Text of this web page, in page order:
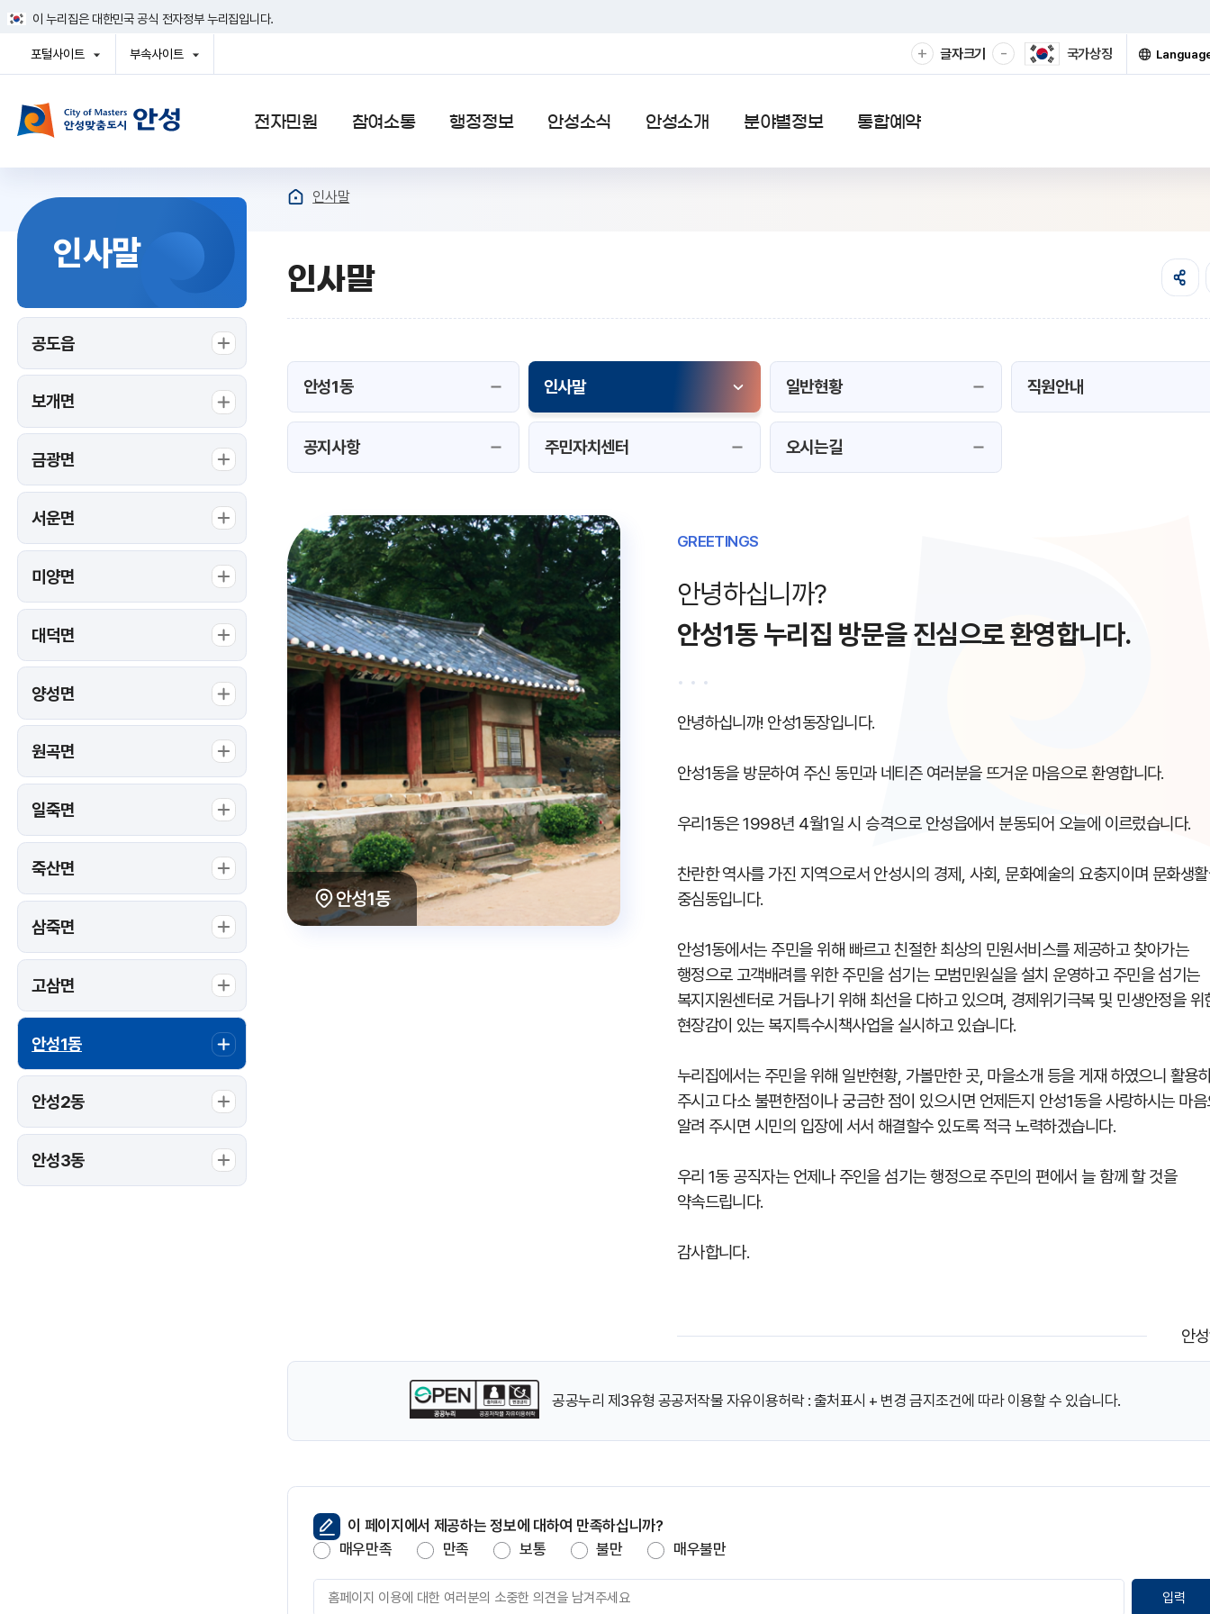
너
메
이 누리집은 대한민국 공식 전자정부 누리집입니다.
포털사이트
부속사이트
+확
대
글자크기 -축
소
국가상징
전자민원 참여소통 행정정보 안성소식 안성소개 분야별정보 통합예약
사이트맵
인사말
공도읍
보개면
금광면
서운면
미양면
대덕면
양성면
원곡면
일죽면
죽산면
삼죽면
고삼면
안성1동
안성2동
안성3동
인사말
인사말
안성1동
인사말
일반현황 직원안내
공지사항 주민자치센터 오시는길
안성1동
GREETINGS
안녕하십니까?
안성1동 누리집 방문을 진심으로 환영합니다.
안녕하십니까! 안성1동장입니다.
안성1동을 방문하여 주신 동민과 네티즌 여러분을 뜨거운 마음으로 환영합니다.
우리1동은 1998년 4월1일 시 승격으로 안성읍에서 분동되어 오늘에 이르렀습니다.
찬란한 역사를 가진 지역으로서 안성시의 경제, 사회, 문화예술의 요충지이며 문화생
중심동입니다.
안성1동에서는 주민을 위해 빠르고 친절한 최상의 민원서비스를 제공하고 찾아가는
행정으로 고객배려를 위한 주민을 섬기는 모범민원실을 설치 운영하고 주민을 섬기는
복지지원센터로 거듭나기 위해 최선을 다하고 있으며, 경제위기극복 및 민생안정을 위
현장감이 있는 복지특수시책사업을 실시하고 있습니다.
누리집에서는 주민을 위해 일반현황, 가볼만한 곳, 마을소개 등을 게재 하였으니 활용
주시고 다소 불편한점이나 궁금한 점이 있으시면 언제든지 안성1동을 사랑하시는 마
알려 주시면 시민의 입장에 서서 해결할수 있도록 적극 노력하겠습니다.
우리 1동 공직자는 언제나 주인을 섬기는 행정으로 주민의 편에서 늘 함께 할 것을
약속드립니다.
감사합니다.
안
공공누리 제3유형 공공저작물 자유이용허락 : 출처표시 + 변경 금지조건에 따라 이용할 수 있습니다.
페
이
지
만
이 페이지에서 제공하는 정보에 대하여 만족하십니까?
매우만족
만족 보통 불만 매우불만
페